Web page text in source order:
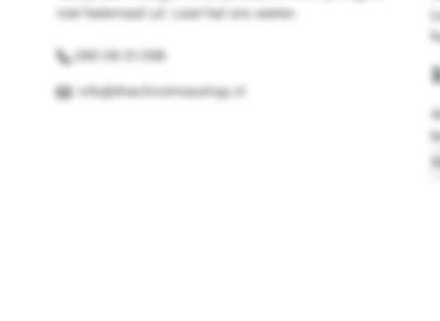
niet helemaal uit. Laat het ons weten.
info@thechristmasshop.nl